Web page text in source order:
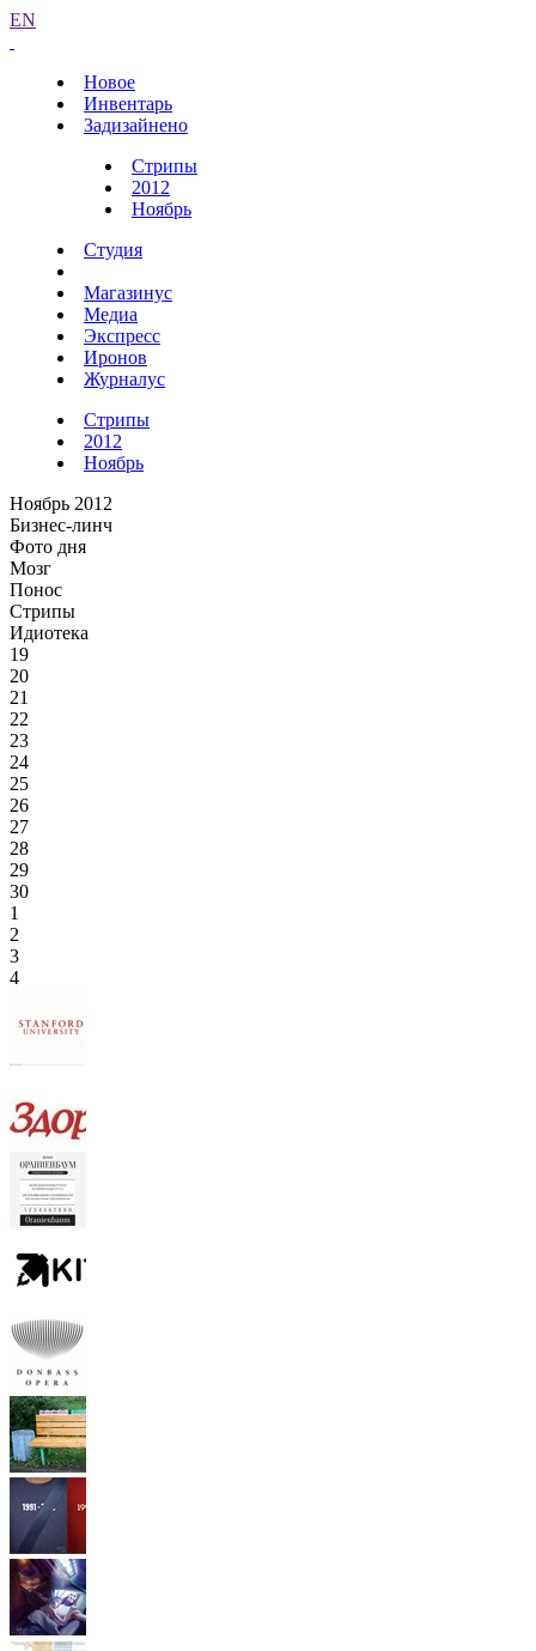
EN
Новое
Инвентарь
Задизайнено
Стрипы
2012
Ноябрь
Студия
Магазинус
Медиа
Экспресс
Иронов
Журналус
Стрипы
2012
Ноябрь
Ноябрь 2012
Бизнес-линч
Фото дня
Мозг
Понос
Стрипы
Идиотека
19
20
21
22
23
24
25
26
27
28
29
30
1
2
3
4